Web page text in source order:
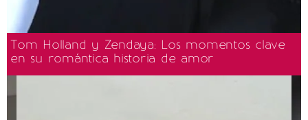
Tom Holland y Zendaya: Los momentos clave
en su romántica historia de amor